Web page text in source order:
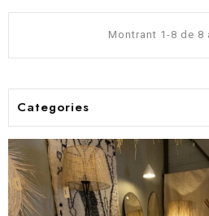
Montrant 1-8 de 8
Categories